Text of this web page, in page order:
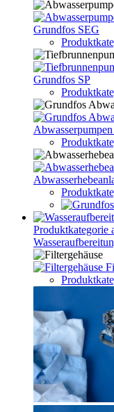
Grundfos SEG
Grundfos SP
Produktkategorie